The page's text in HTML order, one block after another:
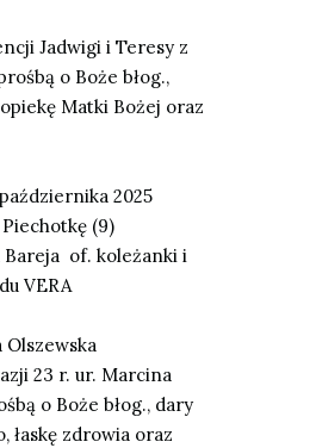
Jadwigi i Teresy z
o Boże błog.,
Matki Bożej oraz
października 2025
(9)
Bareja of. koleżanki i
VERA
Olszewska
23 r. ur. Marcina
o Boże błog., dary
łaskę zdrowia oraz